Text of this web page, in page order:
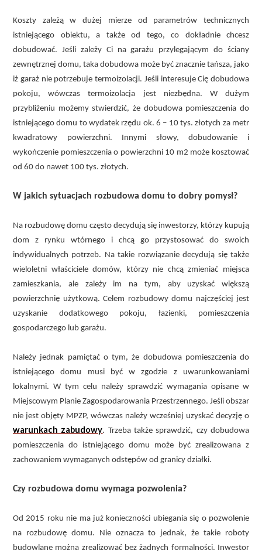
Koszty zależą w dużej mierze od parametrów technicznych
istniejącego obiektu, a także od tego, co dokładnie chcesz
dobudować. Jeśli zależy Ci na garażu przylegającym do ściany
zewnętrznej domu, taka dobudowa może być znacznie tańsza, jako
iż garaż nie potrzebuje termoizolacji. Jeśli interesuje Cię dobudowa
pokoju, wówczas termoizolacja jest niezbędna. W dużym
przybliżeniu możemy stwierdzić, że dobudowa pomieszczenia do
istniejącego domu to wydatek rzędu ok. 6 – 10 tys. złotych za metr
kwadratowy powierzchni. Innymi słowy, dobudowanie i
wykończenie pomieszczenia o powierzchni 10 m2 może kosztować
od 60 do nawet 100 tys. złotych.
W jakich sytuacjach rozbudowa domu to dobry pomysł?
Na rozbudowę domu często decydują się inwestorzy, którzy kupują
dom z rynku wtórnego i chcą go przystosować do swoich
indywidualnych potrzeb. Na takie rozwiązanie decydują się także
wieloletni właściciele domów, którzy nie chcą zmieniać miejsca
zamieszkania, ale zależy im na tym, aby uzyskać większą
powierzchnię użytkową. Celem rozbudowy domu najczęściej jest
uzyskanie dodatkowego pokoju, łazienki, pomieszczenia
gospodarczego lub garażu.
Należy jednak pamiętać o tym, że dobudowa pomieszczenia do
istniejącego domu musi być w zgodzie z uwarunkowaniami
lokalnymi. W tym celu należy sprawdzić wymagania opisane w
Miejscowym Planie Zagospodarowania Przestrzennego. Jeśli obszar
nie jest objęty MPZP, wówczas należy wcześniej uzyskać decyzję o
warunkach zabudowy. Trzeba także sprawdzić, czy dobudowa
pomieszczenia do istniejącego domu może być zrealizowana z
zachowaniem wymaganych odstępów od granicy działki.
Czy rozbudowa domu wymaga pozwolenia?
Od 2015 roku nie ma już konieczności ubiegania się o pozwolenie
na rozbudowę domu. Nie oznacza to jednak, że takie roboty
budowlane można zrealizować bez żadnych formalności. Inwestor